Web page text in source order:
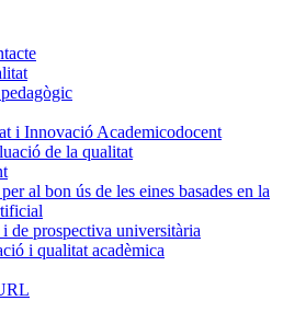
i Innovació Academicodocent
de la qualitat
al bon ús de les eines basades en la
de prospectiva universitària
i qualitat acadèmica